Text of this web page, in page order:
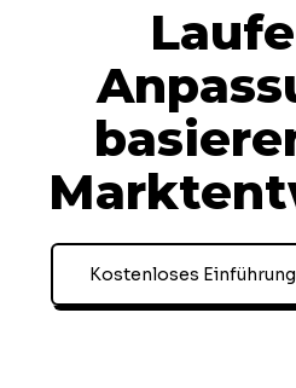
Kostenloses